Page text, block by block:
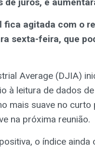
fica agitada com o
sexta-feira, que
Average (DJIA)
à leitura de dados
mais suave no
na próxima reunião.
o índice